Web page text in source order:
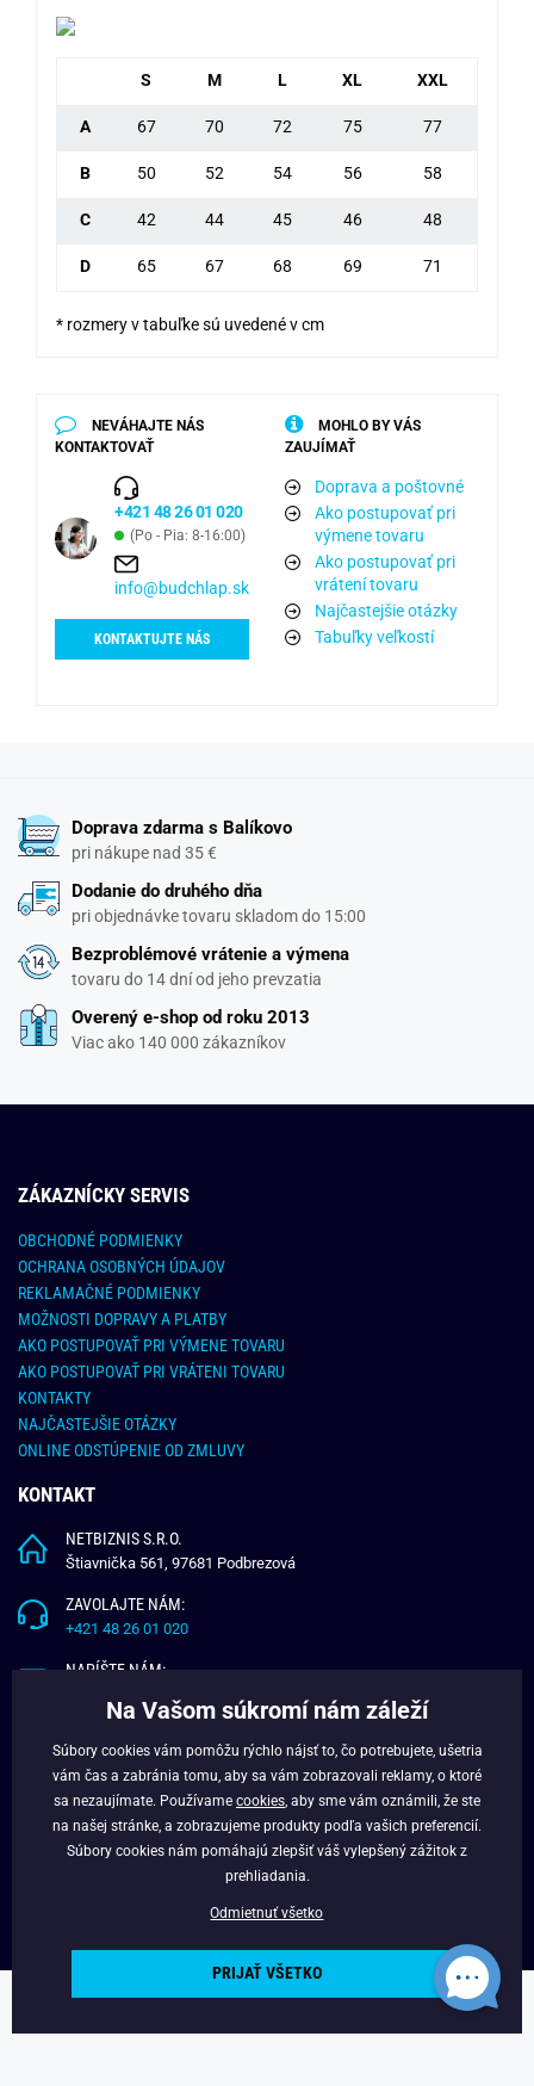
S M L XL XXL
A 67 70 72 75 77
B 50 52 54 56 58
C 42 44 45 46 48
D 65 67 68 69 71
* rozmery v tabuľke sú uvedené v cm
NEVÁHAJTE NÁS
KONTAKTOVAŤ
+421 48 26 01 020
(Po - Pia: 8-16:00)
info@budchlap.sk
KONTAKTUJTE NÁS
MOHLO BY VÁS
ZAUJÍMAŤ
Doprava a poštovné
Ako postupovať pri
výmene tovaru
Ako postupovať pri
vrátení tovaru
Najčastejšie otázky
Tabuľky veľkostí
Doprava zdarma s Balíkovo
pri nákupe nad 35 €
Dodanie do druhého dňa
pri objednávke tovaru skladom do 15:00
Bezproblémové vrátenie a výmena
tovaru do 14 dní od jeho prevzatia
Overený e-shop od roku 2013
Viac ako 140 000 zákazníkov
ZÁKAZNÍCKY SERVIS
OBCHODNÉ PODMIENKY
OCHRANA OSOBNÝCH ÚDAJOV
REKLAMAČNÉ PODMIENKY
MOŽNOSTI DOPRAVY A PLATBY
AKO POSTUPOVAŤ PRI VÝMENE TOVARU
AKO POSTUPOVAŤ PRI VRÁTENI TOVARU
KONTAKTY
NAJČASTEJŠIE OTÁZKY
ONLINE ODSTÚPENIE OD ZMLUVY
KONTAKT
NETBIZNIS S.R.O.
Štiavnička 561, 97681 Podbrezová
ZAVOLAJTE NÁM:
+421 48 26 01 020
NAPÍŠTE NÁM:
O NÁS
VERNOSTNÝ PROGRAM
BLOG
Copyright © 2025 - Budchlap.sk Všetky práva vyhradené. webdesign ©
Na Vašom súkromí nám záleží
Súbory cookies vám pomôžu rýchlo nájsť to, čo potrebujete, ušetria
vám čas a zabránia tomu, aby sa vám zobrazovali reklamy, o ktoré
sa nezaujímate. Používame cookies , aby sme vám oznámili, že ste
na našej stránke, a zobrazujeme produkty podľa vašich preferencií.
Súbory cookies nám pomáhajú zlepšiť váš vylepšený zážitok z
prehliadania.
Odmietnuť všetko
PRIJAŤ VŠETKO